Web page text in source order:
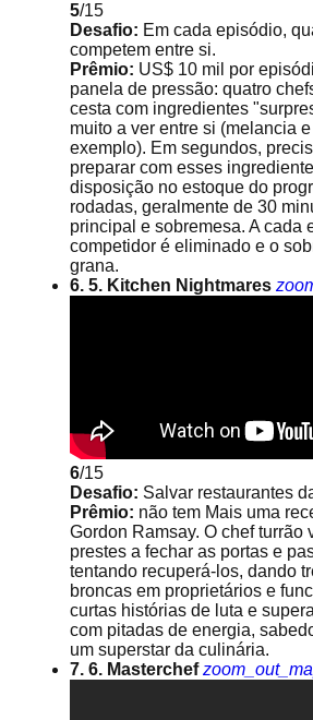
5/15
Desafio: Em cada episódio,
competem entre si.
Prêmio: US$ 10 mil por
panela de pressão: quatro
cesta com ingredientes
muito a ver entre si (melancia
exemplo). Em segundos,
preparar com esses
disposição no estoque do
rodadas, geralmente de 30
principal e sobremesa. A cada
competidor é eliminado e o
grana.
6. 5. Kitchen Nightmares
6/15
Desafio: Salvar restaurantes
Prêmio: não tem Mais uma
Gordon Ramsay. O chef turrão
prestes a fechar as portas e
tentando recuperá-los, dando
broncas em proprietários e
curtas histórias de luta e
com pitadas de energia,
um superstar da culinária.
7. 6. Masterchef